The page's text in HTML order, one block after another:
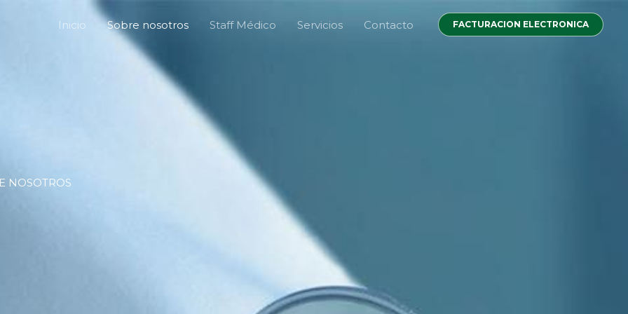
Inicio Sobre nosotros Staff Médico Servicios Contacto FACTURACION ELECTRONICA
NOSOTROS